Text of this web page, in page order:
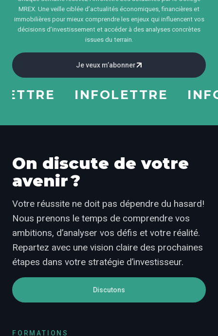
MREX. Une veille ciblée d’actualités économiques, financières et
immobilières pour mieux comprendre les enjeux qui influencent vos
décisions d’investissement et accéder à des analyses concrètes
issues du terrain.
Je veux m’abonner
INFOLETTRE
On discute de votre
avenir ?
Votre réussite ne doit pas dépendre du hasard!
Nous prenons le temps de comprendre vos
ambitions, d’analyser vos défis et votre réalité.
Repartez avec une vision claire des prochaines
étapes dans votre stratégie d’investisseur.
Discutons
FORMATIONS